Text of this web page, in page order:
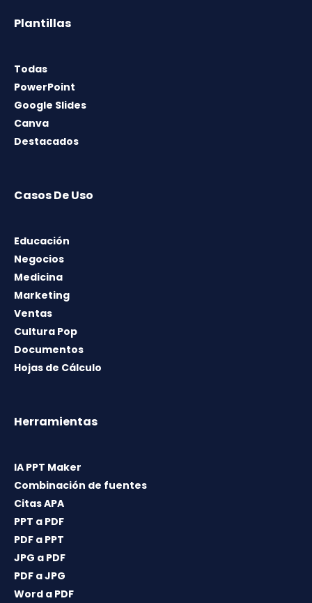
Plantillas
Todas
PowerPoint
Google Slides
Canva
Destacados
Casos De Uso
Educación
Negocios
Medicina
Marketing
Ventas
Cultura Pop
Documentos
Hojas de Cálculo
Herramientas
IA PPT Maker
Combinación de fuentes
Citas APA
PPT a PDF
PDF a PPT
JPG a PDF
PDF a JPG
Word a PDF